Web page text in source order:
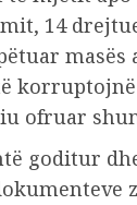
14
ofruar
goditur